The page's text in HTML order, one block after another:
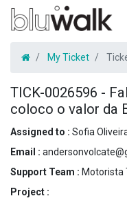
My Ticket
TICK-0026596 -
coloco o valor da
Assigned to : Sofia
Email :
Support Team : Motorista
Project :